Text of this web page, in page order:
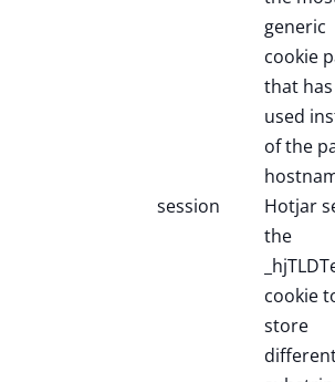
session
generic
cookie
that
used
of the
Hotjar
the
cookie
store